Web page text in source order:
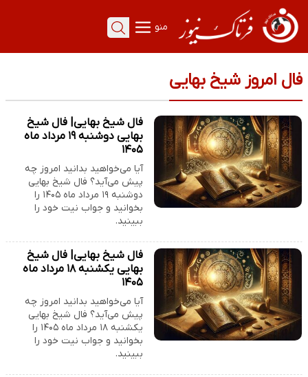
منو
فال امروز شیخ بهایی
فال شیخ بهایی| فال شیخ
بهایی دوشنبه ۱۹ مرداد ماه
۱۴۰۵
آیا می‌خواهید بدانید امروز چه
پیش می‌آید؟ فال شیخ بهایی
دوشنبه ۱۹ مرداد ماه ۱۴۰۵ را
بخوانید و جواب نیت خود را
ببینید.
فال شیخ بهایی| فال شیخ
بهایی یکشنبه ۱۸ مرداد ماه
۱۴۰۵
آیا می‌خواهید بدانید امروز چه
پیش می‌آید؟ فال شیخ بهایی
یکشنبه ۱۸ مرداد ماه ۱۴۰۵ را
بخوانید و جواب نیت خود را
ببینید.